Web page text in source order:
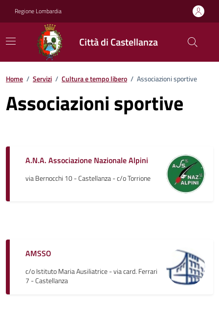
Regione Lombardia
Città di Castellanza
Home / Servizi / Cultura e tempo libero / Associazioni sportive
Associazioni sportive
A.N.A. Associazione Nazionale Alpini
via Bernocchi 10 - Castellanza - c/o Torrione
AMSSO
c/o Istituto Maria Ausiliatrice - via card. Ferrari
7 - Castellanza